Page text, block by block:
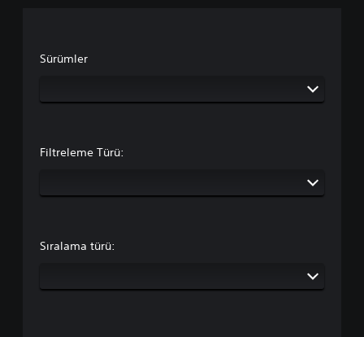
Sürümler
Filtreleme Türü:
Sıralama türü: